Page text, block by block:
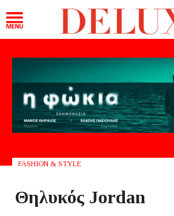
FASHION & STYLE
Θηλυκός Jordan